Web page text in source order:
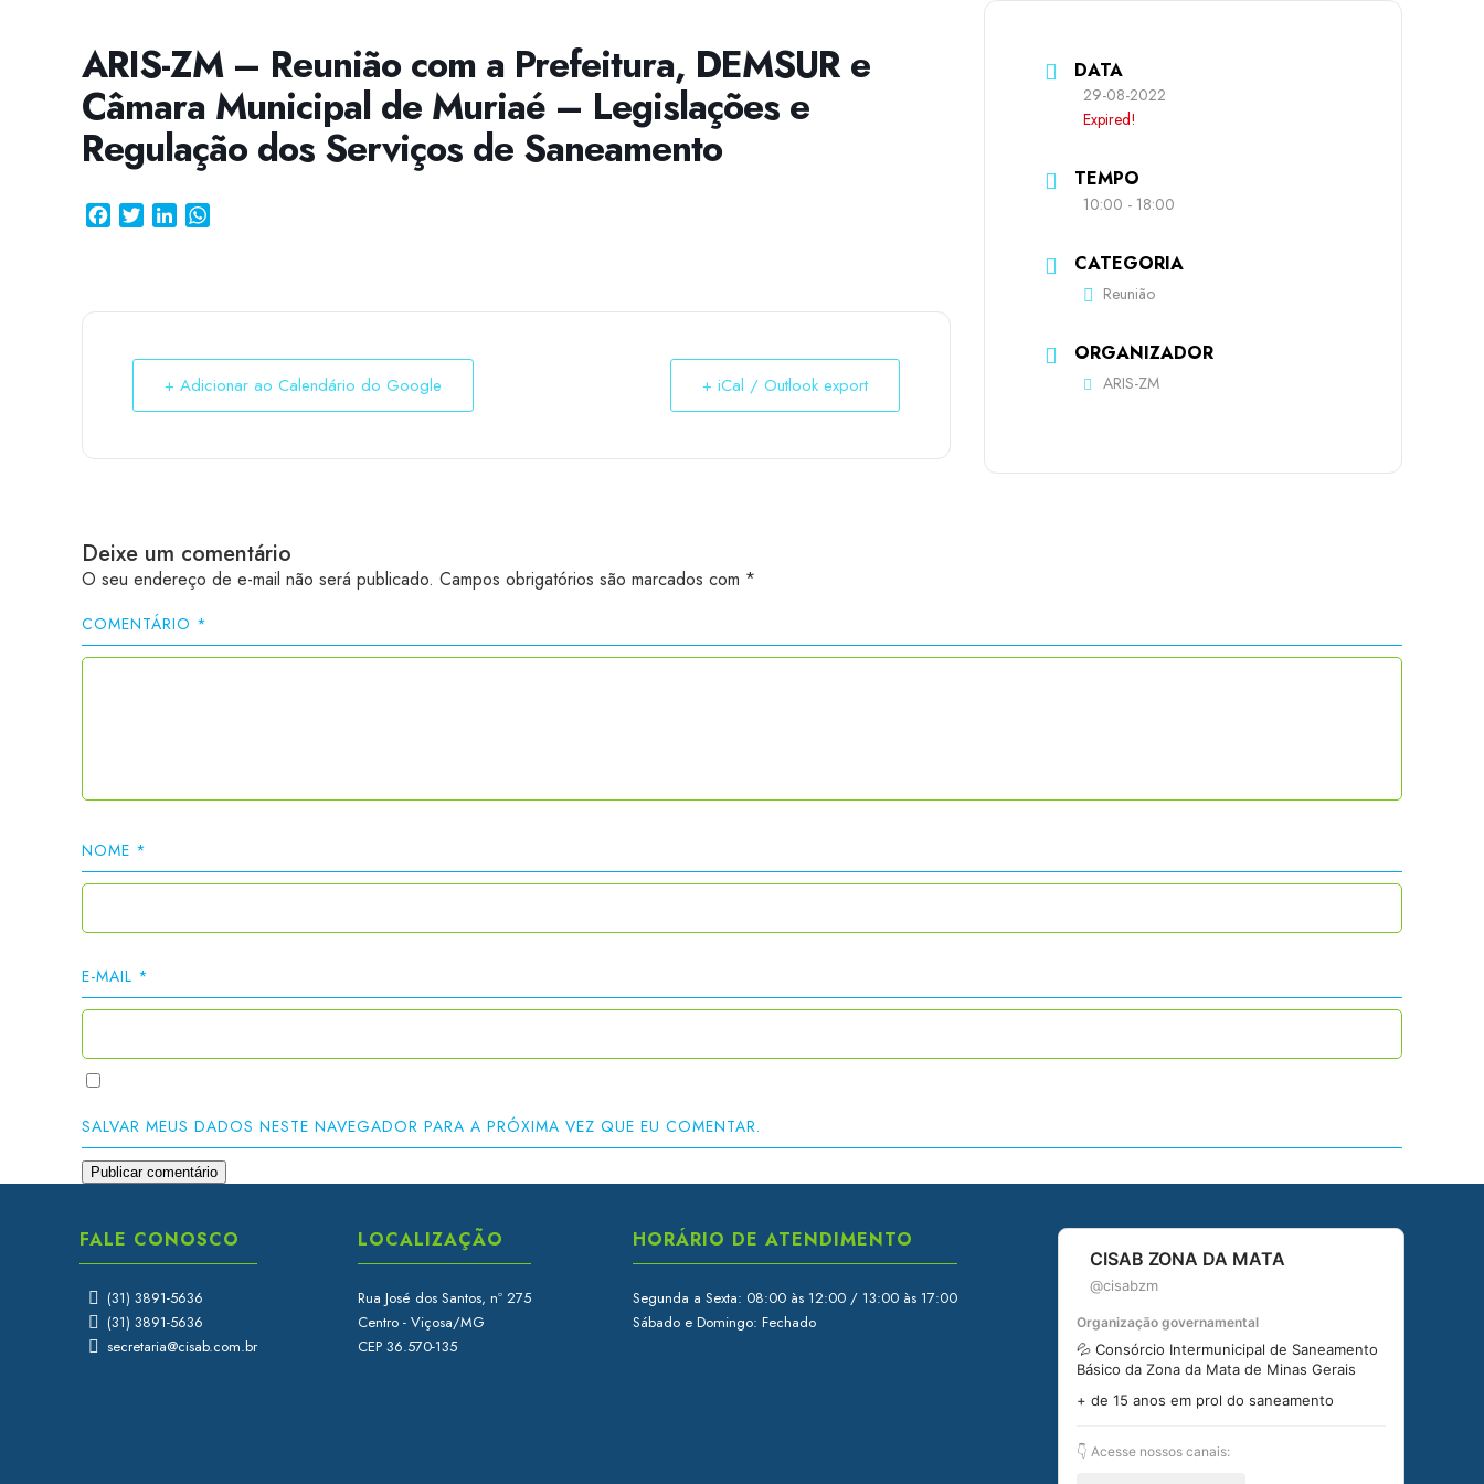
ARIS-ZM – Reunião com a Prefeitura, DEMSUR e
Câmara Municipal de Muriaé – Legislações e
Regulação dos Serviços de Saneamento
FacebookTwitterLinkedIn
+ Adicionar ao Calendário do Google + iCal / Outlook export
DATA
29-08-2022
Expired!
TEMPO
10:00 - 18:00
CATEGORIA
Reunião
ORGANIZADOR
ARIS-ZM
Deixe um comentário
O seu endereço de e-mail não será publicado. Campos obrigatórios são marcados com *
COMENTÁRIO *
NOME *
E-MAIL *
SALVAR MEUS DADOS NESTE NAVEGADOR PARA A PRÓXIMA VEZ QUE EU COMENTAR.
FALE CONOSCO
(31) 3891-5636
(31) 3891-5636
secretaria@cisab.com.br
LOCALIZAÇÃO
Rua José dos Santos, nº 275
Centro - Viçosa/MG
CEP 36.570-135
HORÁRIO DE ATENDIMENTO
Segunda a Sexta: 08:00 às 12:00 / 13:00 às 17:00
Sábado e Domingo: Fechado
CISAB ZONA DA MATA
@cisabzm
Organização governamental
💦 Consórcio Intermunicipal de Saneamento
Básico da Zona da Mata de Minas Gerais
+ de 15 anos em prol do saneamento
👇 Acesse nossos canais: